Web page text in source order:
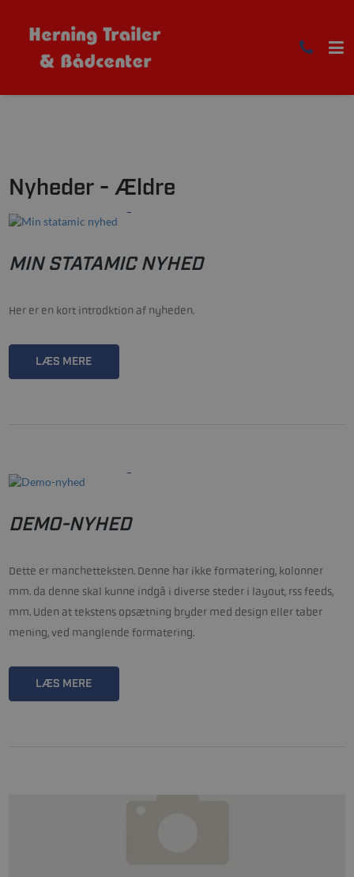
Nyheder - Ældre
22/02-2021
MIN STATAMIC NYHED
Her er en kort introdktion af nyheden.
LÆS MERE
DEMO-NYHED
Dette er manchetteksten. Denne har ikke formatering, kolonner
mm. da denne skal kunne indgå i diverse steder i layout, rss feeds,
mm. Uden at tekstens opsætning bryder med design eller taber
mening, ved manglende formatering.
LÆS MERE